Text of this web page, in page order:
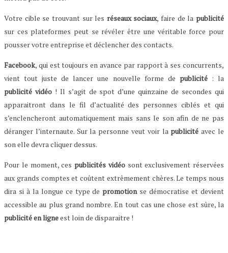
Votre cible se trouvant sur les réseaux sociaux, faire de lapublicité
sur ces plateformes peut se révéler être une véritable force pour
pousser votre entreprise et déclencher des contacts.
Facebook, qui est toujours en avance par rapport à ses concurrents,
vient tout juste de lancer une nouvelle forme de publicité: la
publicité vidéo! Il s’agit de spot d’une quinzaine de secondes qui
apparaitront dans le fil d’actualité des personnes ciblés et qui
s’enclencheront automatiquement mais sans le son afin de ne pas
déranger l’internaute. Sur la personne veut voir lapublicité avec le
son elle devra cliquer dessus.
Pour le moment, ces publicités vidéosont exclusivement réservées
aux grands comptes et coûtent extrêmement chères. Le temps nous
dira si à la longue ce type depromotionse démocratise et devient
accessible au plus grand nombre. En tout cas une chose est sûre, la
publicité en ligneest loin de disparaitre !